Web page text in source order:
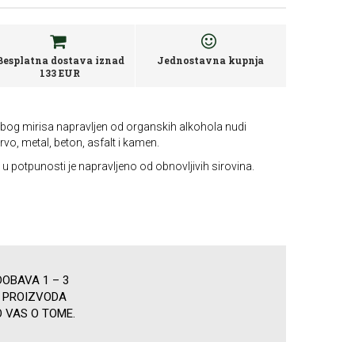
dostava iznad
133 EUR
Jednostavna kupnja
mirisa napravljen od organskih alkohola nudi
metal, beton, asfalt i kamen.
potpunosti je napravljeno od obnovljivih sirovina.
1 – 3
VAS O TOME.